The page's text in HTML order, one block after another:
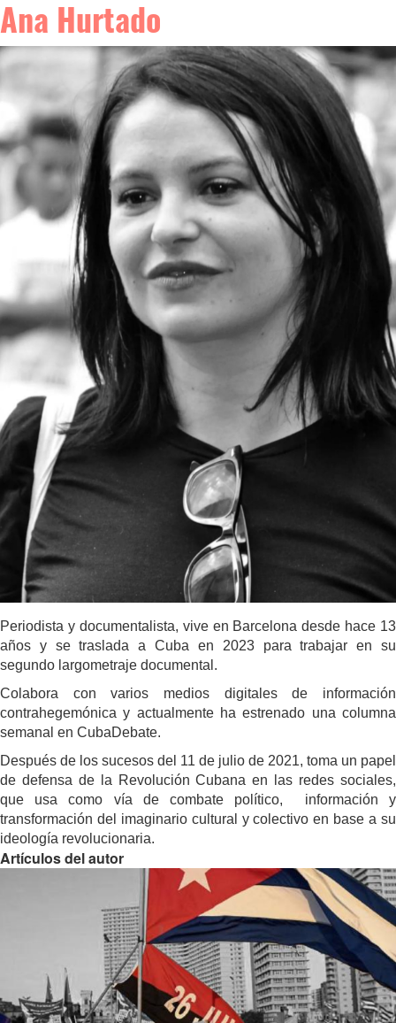
Ana Hurtado
Periodista y documentalista, vive en Barcelona desde hace 13
años y se traslada a Cuba en 2023 para trabajar en su
segundo largometraje documental.
Colabora con varios medios digitales de información
contrahegemónica y actualmente ha estrenado una columna
semanal en CubaDebate.
Después de los sucesos del 11 de julio de 2021, toma un papel
de defensa de la Revolución Cubana en las redes sociales,
que usa como vía de combate político, información y
transformación del imaginario cultural y colectivo en base a su
ideología revolucionaria.
Artículos del autor